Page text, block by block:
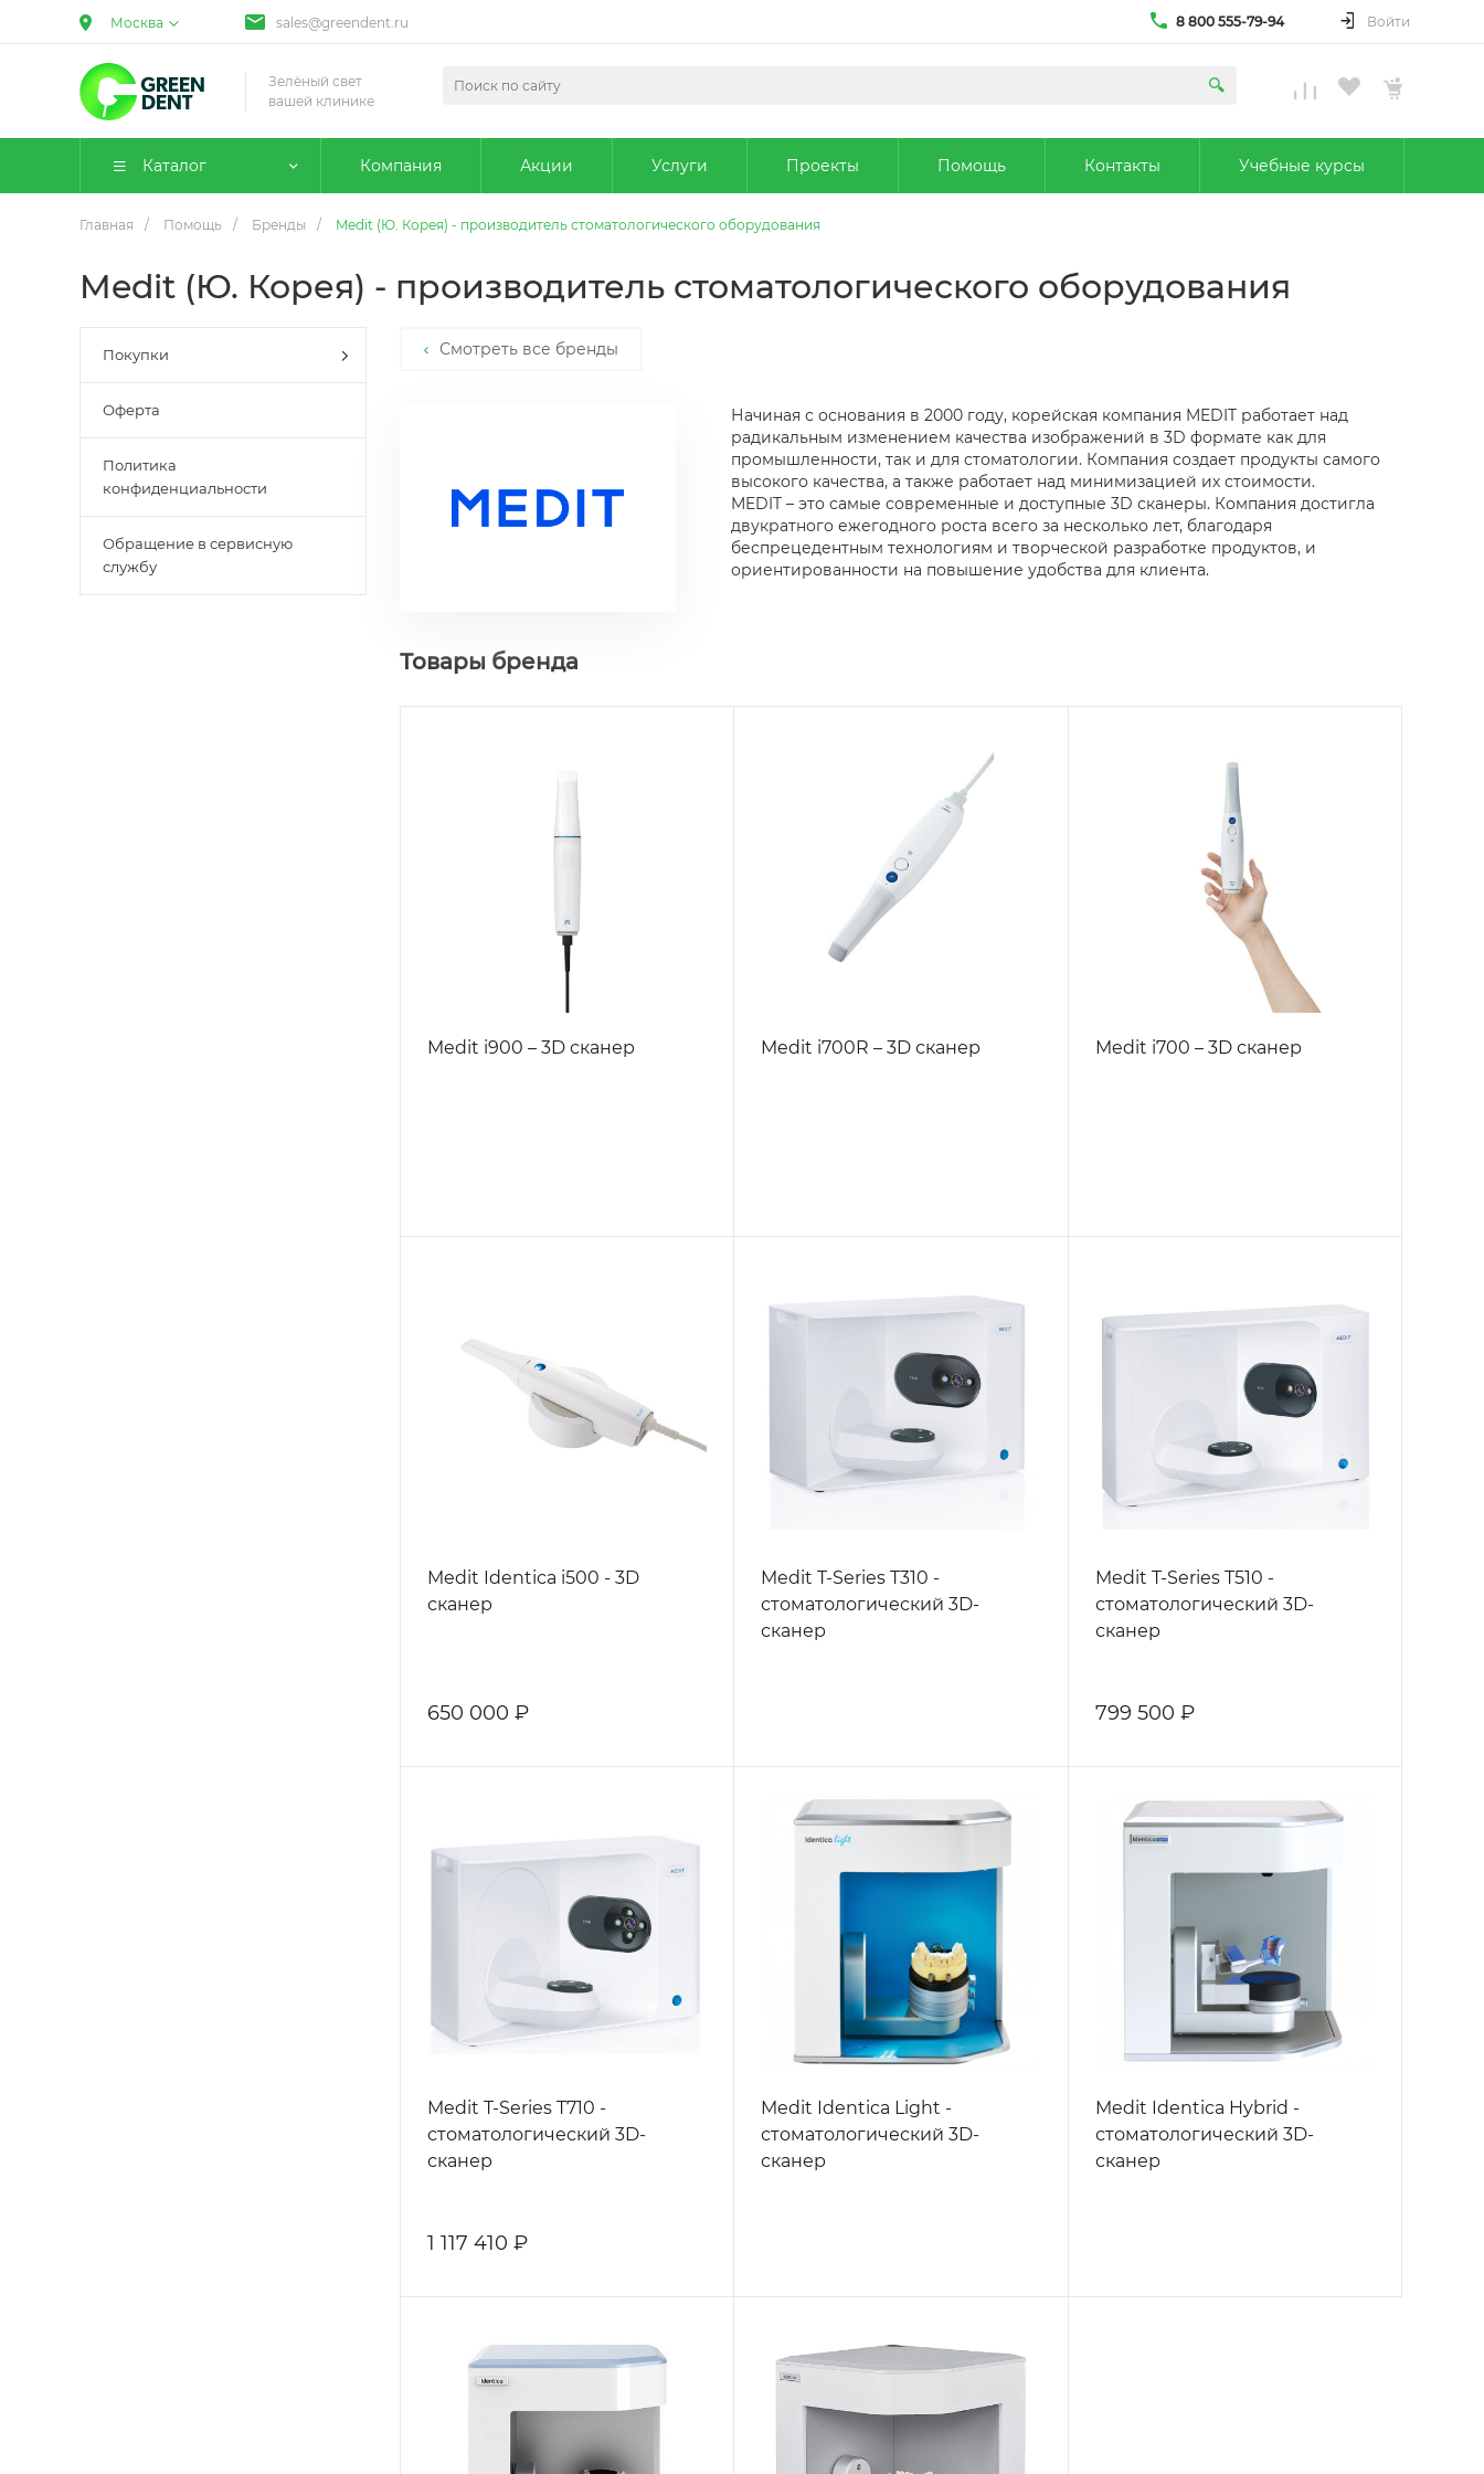
Москва sales@greendent.ru 8 800 555-79-94 Войти
Зелёный свет
вашей клинике
Каталог Компания Акции Услуги Проекты Помощь Контакты Учебные курсы
Главная / Помощь / Бренды / Medit (Ю. Корея) - производитель стоматологического оборудования
Medit (Ю. Корея) - производитель стоматологического оборудования
Покупки
Оферта
Политика
конфиденциальности
Обращение в сервисную
службу
Смотреть все бренды
Начиная с основания в 2000 году, корейская компания MEDIT работает над
радикальным изменением качества изображений в 3D формате как для
промышленности, так и для стоматологии. Компания создает продукты самого
высокого качества, а также работает над минимизацией их стоимости.
MEDIT – это самые современные и доступные 3D сканеры. Компания достигла
двукратного ежегодного роста всего за несколько лет, благодаря
беспрецедентным технологиям и творческой разработке продуктов, и
ориентированности на повышение удобства для клиента.
Товары бренда
Medit i900 – 3D сканер Medit i700R – 3D сканер Medit i700 – 3D сканер
Medit Identica i500 - 3D
сканер
650 000 ₽
Medit T-Series T310 -
стоматологический 3D-
сканер
Medit T-Series T510 -
стоматологический 3D-
сканер
799 500 ₽
Medit T-Series T710 -
стоматологический 3D-
сканер
1 117 410 ₽
Medit Identica Light -
стоматологический 3D-
сканер
Medit Identica Hybrid -
стоматологический 3D-
сканер